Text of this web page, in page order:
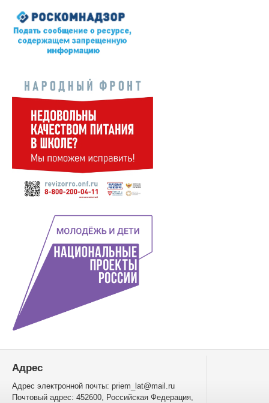
Адрес
Адрес электронной почты: priem_lat@mail.ru
Почтовый адрес: 452600, Российская Федерация,